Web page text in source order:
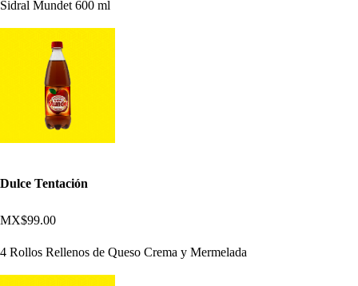
Sidral Mundet 600 ml
Dulce Tentación
MX$99.00
4 Rollos Rellenos de Queso Crema y Mermelada